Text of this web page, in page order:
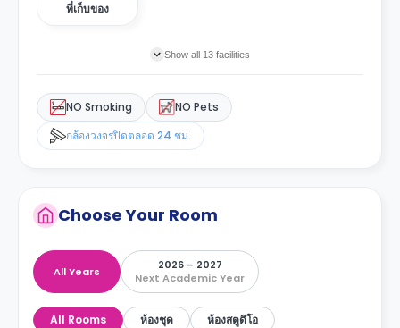
ที่เก็บของ
Show all 13 facilities
NO Smoking
NO Pets
กล้องวงจรปิดตลอด 24 ชม.
Choose Your Room
All Years
2026 – 2027
Next Academic Year
All Rooms ห้องชุด ห้องสตูดิโอ